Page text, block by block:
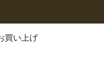
買い上げ